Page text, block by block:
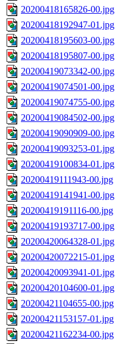
20200418165826-00.jpg
20200418192947-01.jpg
20200418195603-00.jpg
20200418195807-00.jpg
20200419073342-00.jpg
20200419074501-00.jpg
20200419074755-00.jpg
20200419084502-00.jpg
20200419090909-00.jpg
20200419093253-01.jpg
20200419100834-01.jpg
20200419111943-00.jpg
20200419141941-00.jpg
20200419191116-00.jpg
20200419193717-00.jpg
20200420064328-01.jpg
20200420072215-01.jpg
20200420093941-01.jpg
20200420104600-01.jpg
20200421104655-00.jpg
20200421153157-01.jpg
20200421162234-00.jpg